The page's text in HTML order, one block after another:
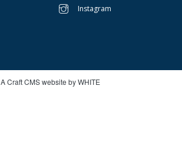
Instagram
A Craft CMS website by WHITE